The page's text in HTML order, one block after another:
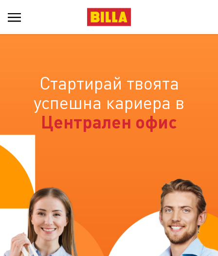
Стартирай твоята
успешна кариера в
Централен офис